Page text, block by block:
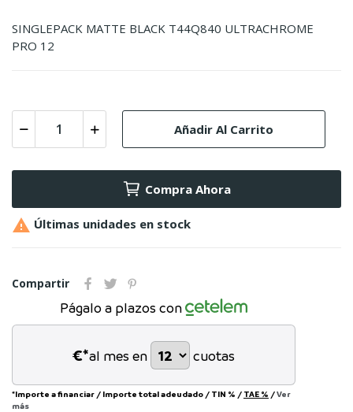
SINGLEPACK MATTE BLACK T44Q840 ULTRACHROME
PRO 12
Añadir Al Carrito
Compra Ahora
 Últimas unidades en stock
Compartir
Págalo a plazos con
€*al mes en cuotas
*Importe a financiar / Importe total adeudado / TIN % / TAE % /Ver
más